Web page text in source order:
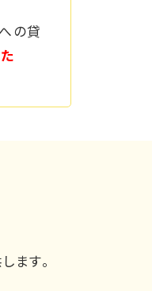
の貸
ます。